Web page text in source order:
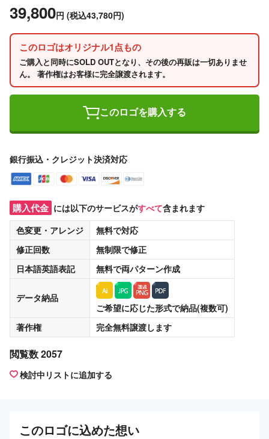
39,800円 (税込43,780円)
このロゴはオリジナル1点もの
ご購入と同時にSOLD OUTとなり、その後の再販は一切ありませ
ん。 著作権はお客様に完全譲渡されます。
このロゴを購入する
銀行振込・クレジット決済対応
購入代金 には以下のサービスがすべて含まれます
色変更・アレンジ
無料で対応
修正回数
無制限で修正
日本語英語表記
無料で両パターン作成
データ納品
ご希望に応じた形式で納品(複数可)
著作権
完全無料譲渡します
閲覧数 2057
検討中リストに追加する
このロゴに込めた想い